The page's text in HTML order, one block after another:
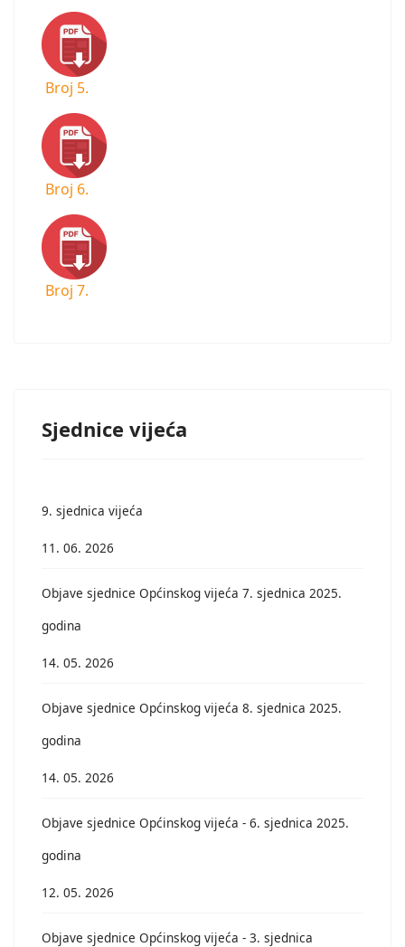
Broj 5.
Broj 6.
Broj 7.
Sjednice vijeća
9. sjednica vijeća
11. 06. 2026
Objave sjednice Općinskog vijeća 7. sjednica 2025.
godina
14. 05. 2026
Objave sjednice Općinskog vijeća 8. sjednica 2025.
godina
14. 05. 2026
Objave sjednice Općinskog vijeća - 6. sjednica 2025.
godina
12. 05. 2026
Objave sjednice Općinskog vijeća - 3. sjednica